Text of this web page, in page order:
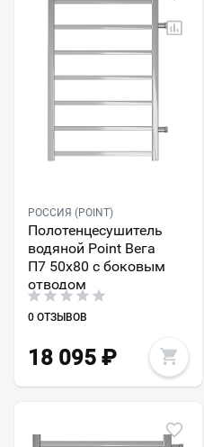
РОССИЯ (POINT)
Полотенцесушитель
водяной Point Вега
П7 50x80 с боковым
отводом
0 ОТЗЫВОВ
18 095 ₽